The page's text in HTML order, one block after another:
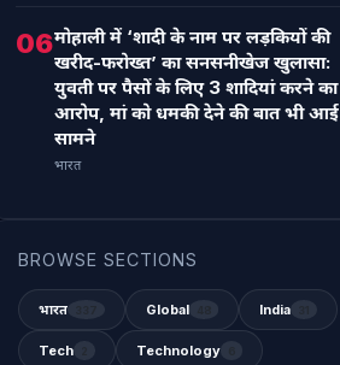
06मोहाली में ‘शादी के नाम पर लड़कियों की
खरीद-फरोख्त’ का सनसनीखेज खुलासा:
युवती पर पैसों के लिए 3 शादियां करने का
आरोप, मां को धमकी देने की बात भी आई
सामने
भारत
BROWSE SECTIONS
भारत Global India
Tech Technology